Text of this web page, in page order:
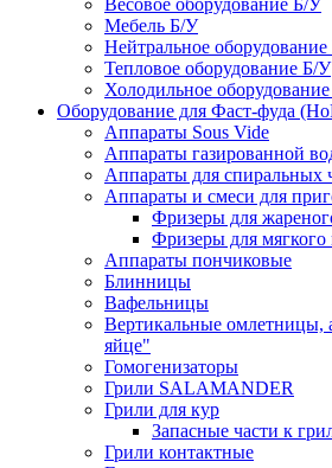
Весовое оборудование Б/У
Мебель Б/У
Нейтральное
Тепловое оборудование Б/У
Холодильное
Оборудование для Фаст-фуда
Аппараты Sous Vide
Аппараты газированной
Аппараты для спиральных
Аппараты и смеси для
Фризеры для
Фризеры для
Аппараты пончиковые
Блинницы
Вафельницы
Вертикальные омлетницы,
яйце"
Гомогенизаторы
Грили SALAMANDER
Грили для кур
Запасные части к
Грили контактные